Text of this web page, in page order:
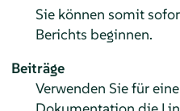
Sie können somit
Berichts beginnen.
Beiträge
Verwenden Sie für